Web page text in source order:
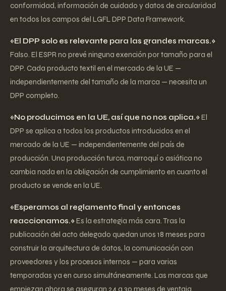
conformidad, información de cuidado y datos de circularidad
en todos los campos del LGFL DPP Data Framework.
«El DPP solo es relevante para las grandes marcas.»
Falso. El ESPR no prevé ninguna exención por tamaño para el
DPP. Cada producto textil en el mercado de la UE —
independientemente del tamaño de la marca — necesita un
DPP completo.
«No producimos en la UE, así que no nos aplica.»El
DPP se aplica a todos los productos introducidos en el
mercado de la UE — independientemente del país de
producción. Una producción turca, marroquí o asiática no
cambia nada en la obligación de cumplimiento en cuanto el
producto se vende en la UE.
«Esperamos al reglamento final y entonces
reaccionamos.»Es la estrategia más cara. Tras la
publicación del acto delegado quedan unos 18 meses para
construir la arquitectura de datos, la comunicación con
proveedores y los procesos internos — para varias
temporadas ya en curso simultáneamente. Las marcas que
empiezan ahora se aseguran 24 a 30 meses de ventaja.